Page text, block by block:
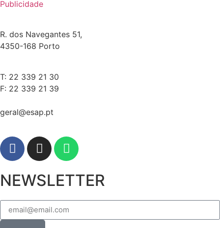
Publicidade
R. dos Navegantes 51,
4350-168 Porto
T: 22 339 21 30
F: 22 339 21 39
geral@esap.pt
NEWSLETTER